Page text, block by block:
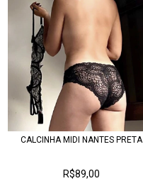
CALCINHA MIDI NANTES PRETA
R$89,00